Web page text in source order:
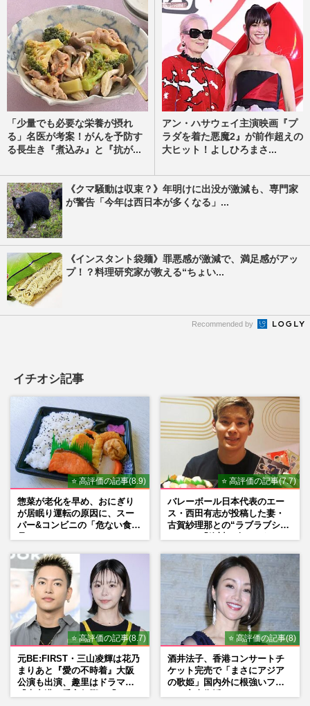
「少量でも必要な栄養が摂れ
る」名医が考案！がんを予防す
る長生き『煮込み』と『抗が...
アン・ハサウェイ主演映画『プ
ラダを着た悪魔2』が前作超えの
大ヒット！よしひろまさ...
《クマ騒動は収束？》年明けに出没が激減も、専門家
が警告「今年は西日本が多くなる」...
《インスタント袋麺》罪悪感が激減で、満足感がアッ
プ！？料理研究家が教える“ちょい...
Recommended by
イチオシ記事
⭐ 高評価の記事(8.9)
惣菜が老化を早め、おにぎり
が居眠り運転の原因に、スー
パー&コンビニの「危ない食
⭐ 高評価の記事(7.7)
バレーボール日本代表のエー
ス・西田有志が投稿した妻・
古賀紗理那との“ラブラブショ
判殺到の理由
⭐ 高評価の記事(8.7)
元BE:FIRST・三山凌輝は花乃
まりあと『愛の不時着』大阪
公演も出演、趣里はドラマ
⭐ 高評価の記事(8)
酒井法子、香港コンサートチ
ケット完売で「まさにアジア
の歌姫」国内外に根強いファ